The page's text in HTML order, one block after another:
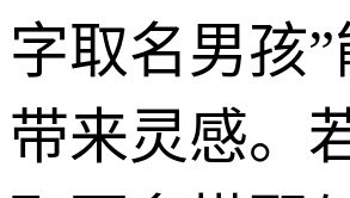
字取名男孩
带来灵感。